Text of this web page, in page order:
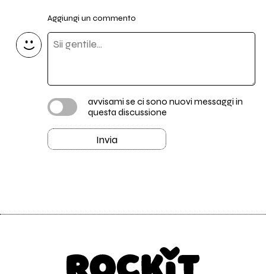
Aggiungi un commento
avvisami se ci sono nuovi messaggi in
questa discussione
Invia